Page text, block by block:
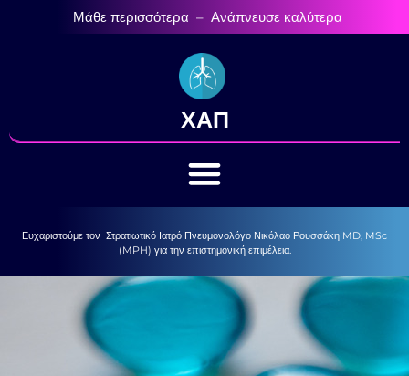
περιεχόμενοΜάθε περισσότερα – Ανάπνευσε καλύτερα
ΧΑΠ
Ευχαριστούμε τον Στρατιωτικό Ιατρό Πνευμονολόγο Νικόλαο Ρουσσάκη MD, MSc
(MPH) για την επιστημονική επιμέλεια.